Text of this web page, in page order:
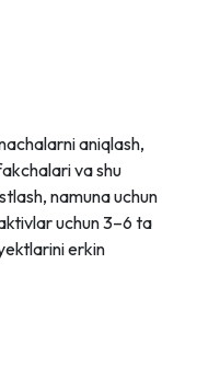
aniqlash,
va shu
namuna uchun
uchun 3–6 ta
erkin